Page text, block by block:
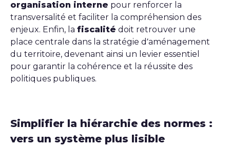
organisation interne pour renforcer la
transversalité et faciliter la compréhension des
enjeux. Enfin, la fiscalité doit retrouver une
place centrale dans la stratégie d’aménagement
du territoire, devenant ainsi un levier essentiel
pour garantir la cohérence et la réussite des
politiques publiques.
Simplifier la hiérarchie des normes :
vers un système plus lisible